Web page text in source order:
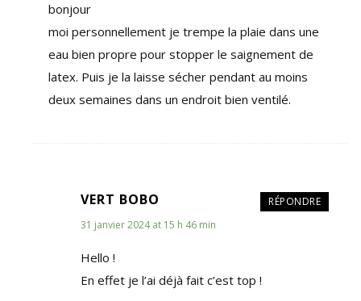
bonjour
moi personnellement je trempe la plaie dans une
eau bien propre pour stopper le saignement de
latex. Puis je la laisse sécher pendant au moins
deux semaines dans un endroit bien ventilé.
RÉPONDRE
VERT BOBO
31 janvier 2024 at 15 h 46 min
Hello !
En effet je l’ai déjà fait c’est top !